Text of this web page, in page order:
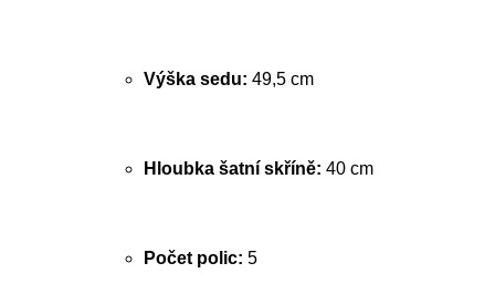
Výška sedu: 49,5 cm
Hloubka šatní skříně: 40 cm
Počet polic: 5